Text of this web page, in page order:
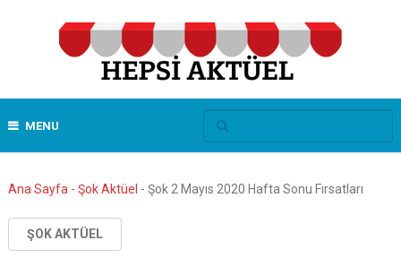
MENU
Ana Sayfa - Şok Aktüel - Şok 2 Mayıs 2020 Hafta Sonu Fırsatları
ŞOK AKTÜEL